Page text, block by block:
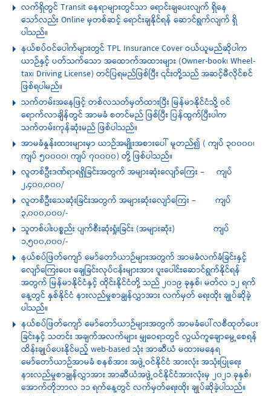
လက်ရှိတွင် Transit ​နေရာများတွင်သာ ရောင်းချပေးလျက် ရှိနေ
သော်လည်း Online မှတစ်ဆင့် ရောင်းချနိုင်ရန် ဆောင်ရွက်လျက် ရှိ
ပါသည်။
နယ်စပ်ဝင်ပေါက်များတွင် TPL Insurance Cover ဝယ်ယူမည်ဆိုပါက
ယာဉ်နှင့် ပတ်သက်သော အထောက်အထားများ (Owner-book၊ Wheel-
tax၊ Driving License) တင်ပြရမည်ဖြစ်ပြီး ၎င်းတို့သည် အဆင့်မီလိုင်စင်
ဖြစ်ရပါမည်။
သက်တမ်းအနေဖြင့် တစ်လသတ်မှတ်ထားပြီး မြန်မာနိုင်ငံသို့ ဝင်
ရောက်လာချိန်တွင် အာမခံ စတင်မည် ဖြစ်ပြီး ပြန်ထွက်ပြီးပါက
သက်တမ်းကုန်ဆုံးမည် ဖြစ်ပါသည်။
အာမခံနှုန်းထားများမှာ ယာဉ်အမျိုးအစားပေါ် မူတည်၍ ( ကျပ် ၃၀၀၀၀၊
ကျပ် ၅၀၀၀၀၊ ကျပ် ၇၀၀၀၀) တို့ ဖြစ်ပါသည်။
လူတစ်ဦးဒဏ်ရာရရှိခြင်းအတွက် အများဆုံးလျော်ကြေး – ကျပ်
၂,၄၀၀,၀၀၀/
လူတစ်ဦးသေဆုံးခြင်းအတွက် အများဆုံးလျော်ကြေး – ကျပ်
၃,၀၀၀,၀၀၀/-
သူတစ်ပါးပစ္စည်း ပျက်စီးဆုံးရှုံးခြင်း (အများဆုံး) ကျပ်
၁,၅၀၀,၀၀၀/-
နယ်စပ်ဖြတ်ကျော် မော်တော်ယာဉ်များအတွက် အာမခံလက်ခံခြင်းနှင့်
လျော်ကြေးပေး ချေခြင်းလုပ်ငန်းများအား ပူးပေါင်းဆောင်ရွက်နိုင်ရန်
အတွက် မြန်မာနိုင်ငံနှင့် ထိုင်းနိုင်ငံတို့ သည် ၂၀၁၉ ခုနှစ်၊ မတ်လ ၁၂ ရက်
နေ့တွင် နှစ်နိုင်ငံ နားလည်မှုစာချွန်လွှာအား လက်မှတ်‌ ရေးထိုး ချုပ်ဆိုခဲ့
ပါသည်။
နယ်စပ်ဖြတ်ကျော် မော်တော်ယာဉ်များအတွက် အာမခံပေါ်လစီထုတ်ပေး
ခြင်းနှင့် သတင်း အချက်အလက်များ မျှဝေရာတွင် လွယ်ကူချောမွေ့စေရန်
ထိန်းချုပ်ပေးနိုင်မည့် web-based သုံး အာဆီယံ မထားမနေရ
မော်တော်ယာဉ်အာမခံ စနစ်အား အဖွဲ့ဝင်နိုင်ငံ အားလုံး အသုံးပြုရေး
နားလည်မှုစာချွန်လွှာအား အာဆီယံအဖွဲ့ဝင်နိုင်ငံအားလုံးမှ ၂၀၂၁ ခုနှစ်၊
အောက်တိုဘာလ ၁၁ ရက်နေ့တွင် လက်မှတ်‌ရေးထိုး ချုပ်ဆိုခဲ့ပါသည်။